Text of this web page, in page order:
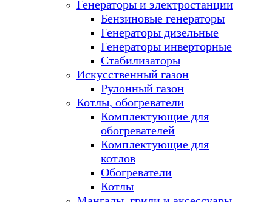
Генераторы и электростанции
Бензиновые генераторы
Генераторы дизельные
Генераторы инверторные
Стабилизаторы
Искусственный газон
Рулонный газон
Котлы, обогреватели
Комплектующие для
обогревателей
Комплектующие для
котлов
Обогреватели
Котлы